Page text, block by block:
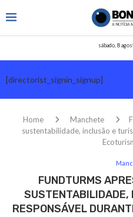
sábado, 8
[directorist_signin_signup]
Home Manchete
sustentabilidade, inclusão e
FUNDTURMS
SUSTENTABILIDADE,
RESPONSÁVEL